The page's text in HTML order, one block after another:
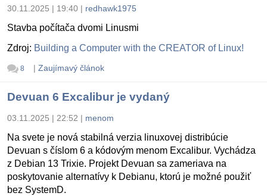
30.11.2025 | 19:40 | redhawk1975
Stavba počítača dvomi Linusmi
Zdroj: Building a Computer with the CREATOR of Linux!
8 | Zaujímavý článok
Devuan 6 Excalibur je vydaný
03.11.2025 | 22:52 | menom
Na svete je nová stabilná verzia linuxovej distribúcie
Devuan s číslom 6 a kódovým menom Excalibur. Vychádza
z Debian 13 Trixie. Projekt Devuan sa zameriava na
poskytovanie alternatívy k Debianu, ktorú je možné použiť
bez SystemD.